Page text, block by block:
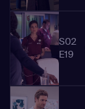
S02
E19